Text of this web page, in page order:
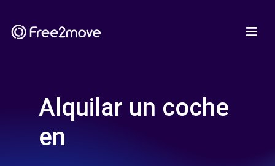
Alquilar un coche
en